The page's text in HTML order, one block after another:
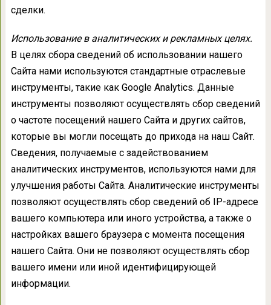
сделки.
Использование в аналитических и рекламных целях.
В целях сбора сведений об использовании нашего
Сайта нами используются стандартные отраслевые
инструменты, такие как Google Analytics. Данные
инструменты позволяют осуществлять сбор сведений
о частоте посещений нашего Сайта и других сайтов,
которые вы могли посещать до прихода на наш Сайт.
Сведения, получаемые с задействованием
аналитических инструментов, используются нами для
улучшения работы Сайта. Аналитические инструменты
позволяют осуществлять сбор сведений об IP-адресе
вашего компьютера или иного устройства, а также о
настройках вашего браузера с момента посещения
нашего Сайта. Они не позволяют осуществлять сбор
вашего имени или иной идентифицирующей
информации.